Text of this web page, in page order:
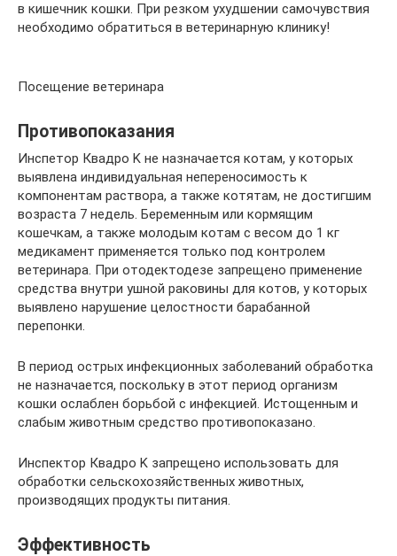
в кишечник кошки. При резком ухудшении самочувствия
необходимо обратиться в ветеринарную клинику!
Посещение ветеринара
Противопоказания
Инспетор Квадро K не назначается котам, у которых
выявлена индивидуальная непереносимость к
компонентам раствора, а также котятам, не достигшим
возраста 7 недель. Беременным или кормящим
кошечкам, а также молодым котам с весом до 1 кг
медикамент применяется только под контролем
ветеринара. При отодектодезе запрещено применение
средства внутри ушной раковины для котов, у которых
выявлено нарушение целостности барабанной
перепонки.
В период острых инфекционных заболеваний обработка
не назначается, поскольку в этот период организм
кошки ослаблен борьбой с инфекцией. Истощенным и
слабым животным средство противопоказано.
Инспектор Квадро K запрещено использовать для
обработки сельскохозяйственных животных,
производящих продукты питания.
Эффективность